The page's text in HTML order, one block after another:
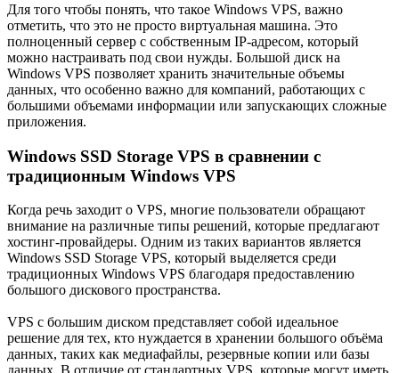
Для того чтобы понять, что такое Windows VPS, важно
отметить, что это не просто виртуальная машина. Это
полноценный сервер с собственным IP-адресом, который
можно настраивать под свои нужды. Большой диск на
Windows VPS позволяет хранить значительные объемы
данных, что особенно важно для компаний, работающих с
большими объемами информации или запускающих сложные
приложения.
Windows SSD Storage VPS в сравнении с
традиционным Windows VPS
Когда речь заходит о VPS, многие пользователи обращают
внимание на различные типы решений, которые предлагают
хостинг-провайдеры. Одним из таких вариантов является
Windows SSD Storage VPS, который выделяется среди
традиционных Windows VPS благодаря предоставлению
большого дискового пространства.
VPS с большим диском представляет собой идеальное
решение для тех, кто нуждается в хранении большого объёма
данных, таких как медиафайлы, резервные копии или базы